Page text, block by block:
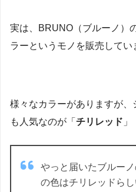
実は、BRUNO（ブルーノ）
ラーというモノを販売してい
様々なカラーがありますが
も人気なのが「 チリレッド 」
やっと届いたブルー
の色はチリレッドら